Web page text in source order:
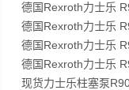
德国Rexroth力士乐
德国Rexroth力士乐
德国Rexroth力士乐
德国Rexroth力士乐
现货力士乐柱塞泵